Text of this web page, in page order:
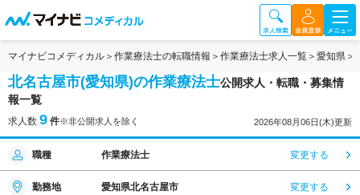
マイナビコメディカル 作業療法士の転職情報 作業療法士求人一覧 愛知県
北名古屋市(愛知県)の作業療法士公開求人・転職・募集情
報一覧
求人数 9 件※非公開求人を除く 2026年08月06日(木)更新
職種 作業療法士 変更する
勤務地 愛知県北名古屋市 変更する